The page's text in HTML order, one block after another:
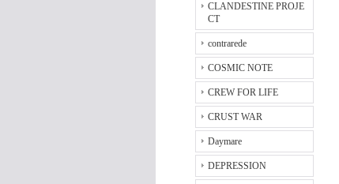
CLANDESTINE PROJE
CT
contrarede
COSMIC NOTE
CREW FOR LIFE
CRUST WAR
Daymare
DEPRESSION